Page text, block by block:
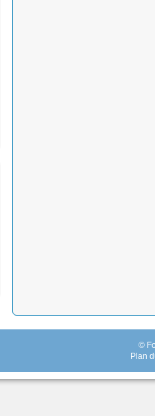
©
Plan